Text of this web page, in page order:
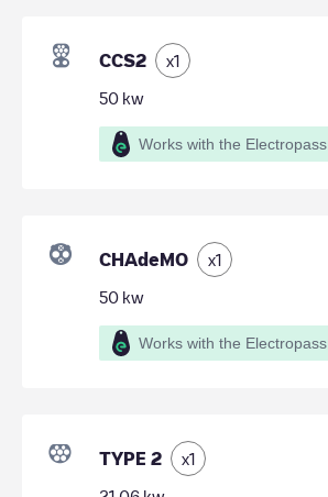
CCS2 x1
50 kw
Works with the Electropass
CHAdeMO x1
50 kw
Works with the Electropass
TYPE 2 x1